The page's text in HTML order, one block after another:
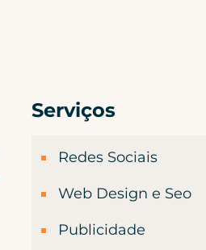
Serviços
Redes Sociais
Web Design e Seo
Publicidade